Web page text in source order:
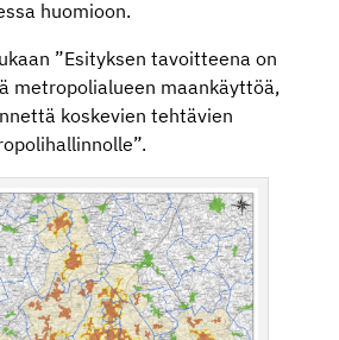
huomioon.
”Esityksen tavoitteena on
metropolialueen maankäyttöä,
koskevien tehtävien